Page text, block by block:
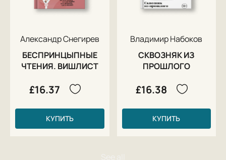
Александр Снегирев
БЕСПРИНЦЫПНЫЕ
ЧТЕНИЯ. ВИШЛИСТ
£16.37
КУПИТЬ
Владимир Набоков
СКВОЗНЯК ИЗ
ПРОШЛОГО
£16.38
КУПИТЬ